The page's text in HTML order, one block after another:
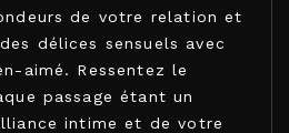
de votre relation et
délices sensuels avec
aimé. Ressentez le
passage étant un
intime et de votre